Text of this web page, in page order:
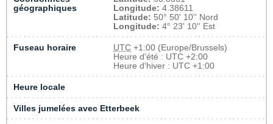
géographiques
Longitude: 4.38611
Latitude: 50° 50' 10'' Nord
Longitude: 4° 23' 10'' Est
Fuseau horaire UTC +1:00 (Europe/Brussels)
Heure d'été : UTC +2:00
Heure d'hiver : UTC +1:00
Heure locale
Villes jumelées avec Etterbeek